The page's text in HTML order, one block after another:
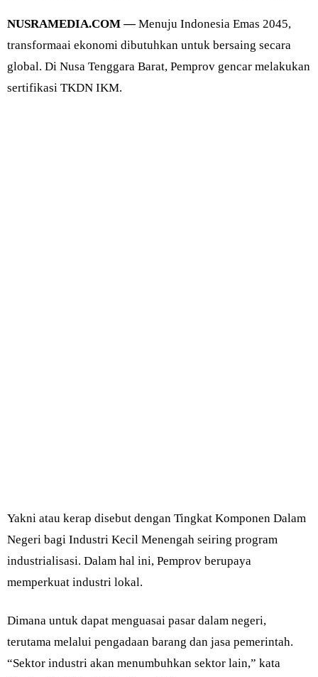
NUSRAMEDIA.COM —Menuju Indonesia Emas 2045,
transformaai ekonomi dibutuhkan untuk bersaing secara
global. Di Nusa Tenggara Barat, Pemprov gencar melakukan
sertifikasi TKDN IKM.
Yakni atau kerap disebut dengan Tingkat Komponen Dalam
Negeri bagi Industri Kecil Menengah seiring program
industrialisasi. Dalam hal ini, Pemprov berupaya
memperkuat industri lokal.
Dimana untuk dapat menguasai pasar dalam negeri,
terutama melalui pengadaan barang dan jasa pemerintah.
“Sektor industri akan menumbuhkan sektor lain,” kata